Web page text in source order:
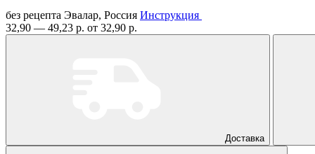
без рецепта Эвалар, Россия Инструкция
32,90 — 49,23 р. от 32,90 р.
Доставка